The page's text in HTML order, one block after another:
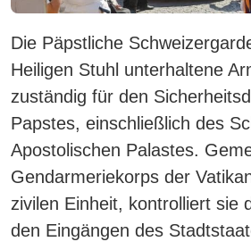
Die Päpstliche
Heiligen Stuhl unterhaltene
zuständig für den
Papstes, einschließlich des
Apostolischen Palastes.
Gendarmeriekorps der
zivilen Einheit, kontrolliert sie
den Eingängen des